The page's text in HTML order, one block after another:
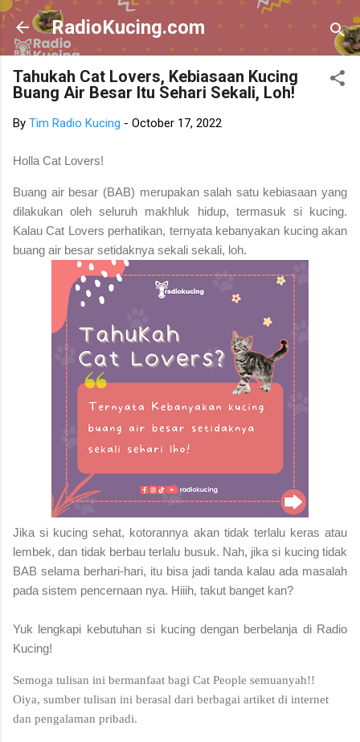
Skip to main content
RadioKucing.com
Tahukah Cat Lovers, Kebiasaan Kucing
Buang Air Besar Itu Sehari Sekali, Loh!
By Tim Radio Kucing - October 17, 2022
Holla Cat Lovers!
Buang air besar (BAB) merupakan salah satu kebiasaan yang
dilakukan oleh seluruh makhluk hidup, termasuk si kucing.
Kalau Cat Lovers perhatikan, ternyata kebanyakan kucing akan
buang air besar setidaknya sekali sekali, loh.
Jika si kucing sehat, kotorannya akan tidak terlalu keras atau
lembek, dan tidak berbau terlalu busuk. Nah, jika si kucing tidak
BAB selama berhari-hari, itu bisa jadi tanda kalau ada masalah
pada sistem pencernaan nya. Hiiih, takut banget kan?
Yuk lengkapi kebutuhan si kucing dengan berbelanja di Radio
Kucing!
Semoga tulisan ini bermanfaat bagi Cat People semuanyah!!
Oiya, sumber tulisan ini berasal dari berbagai artiket di internet
dan pengalaman pribadi.